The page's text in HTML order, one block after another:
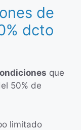
de
dcto
que
50% de
limitado